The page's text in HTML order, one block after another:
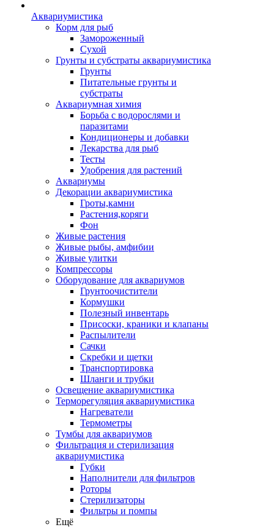
Аквариумистика
Корм для рыб
Замороженный
Сухой
Грунты и субстраты аквариумистика
Грунты
Питательные грунты и
субстраты
Аквариумная химия
Борьба с водорослями и
паразитами
Кондиционеры и добавки
Лекарства для рыб
Тесты
Удобрения для растений
Аквариумы
Декорации аквариумистика
Гроты,камни
Растения,коряги
Фон
Живые растения
Живые рыбы, амфибии
Живые улитки
Компрессоры
Оборудование для аквариумов
Грунтоочистители
Кормушки
Полезный инвентарь
Присоски, краники и клапаны
Распылители
Сачки
Скребки и щетки
Транспортировка
Шланги и трубки
Освещение аквариумистика
Терморегуляция аквариумистика
Нагреватели
Термометры
Тумбы для аквариумов
Фильтрация и стерилизация
аквариумистика
Губки
Наполнители для фильтров
Роторы
Стерилизаторы
Фильтры и помпы
Ещё